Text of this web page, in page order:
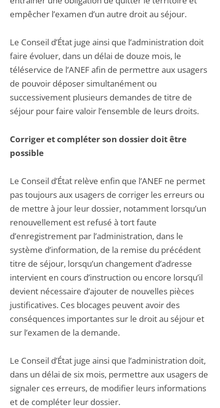
empêcher l’examen d’un autre droit au séjour.
Le Conseil d’État juge ainsi que l’administration doit
faire évoluer, dans un délai de douze mois, le
téléservice de l’ANEF afin de permettre aux usagers
de pouvoir déposer simultanément ou
successivement plusieurs demandes de titre de
séjour pour faire valoir l’ensemble de leurs droits.
Corriger et compléter son dossier doit être
possible
Le Conseil d’État relève enfin que l’ANEF ne permet
pas toujours aux usagers de corriger les erreurs ou
de mettre à jour leur dossier, notamment lorsqu’un
renouvellement est refusé à tort faute
d’enregistrement par l’administration, dans le
système d’information, de la remise du précédent
titre de séjour, lorsqu’un changement d’adresse
intervient en cours d’instruction ou encore lorsqu’il
devient nécessaire d’ajouter de nouvelles pièces
justificatives. Ces blocages peuvent avoir des
conséquences importantes sur le droit au séjour et
sur l’examen de la demande.
Le Conseil d’État juge ainsi que l’administration doit,
dans un délai de six mois, permettre aux usagers de
signaler ces erreurs, de modifier leurs informations
et de compléter leur dossier.